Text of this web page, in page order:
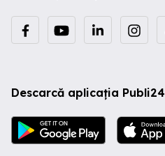
Descarcă aplicația Publi24